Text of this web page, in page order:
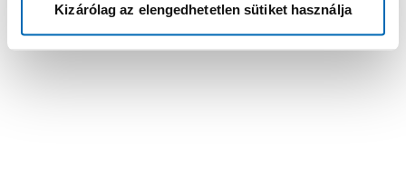
Kizárólag az elengedhetetlen sütiket használja